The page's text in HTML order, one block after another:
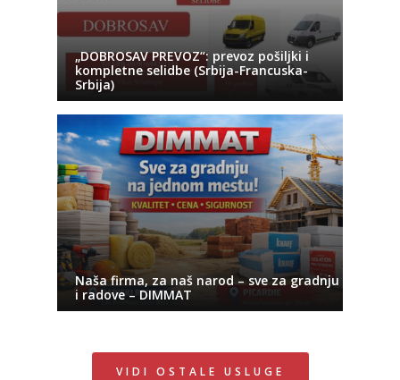
„DOBROSAV PREVOZ“: prevoz pošiljki i
kompletne selidbe (Srbija-Francuska-
Srbija)
Naša firma, za naš narod – sve za gradnju
i radove – DIMMAT
VIDI OSTALE USLUGE